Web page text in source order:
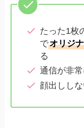
たった1枚
でオリジ
る
通信が非
顔出しし